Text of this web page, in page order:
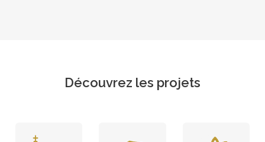
Découvrez les projets